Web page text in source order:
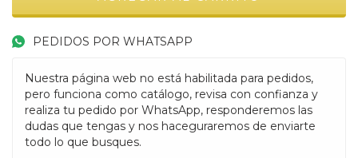
PEDIDOS POR WHATSAPP
Nuestra página web no está habilitada para pedidos,
pero funciona como catálogo, revisa con confianza y
realiza tu pedido por WhatsApp, responderemos las
dudas que tengas y nos haceguraremos de enviarte
todo lo que busques.